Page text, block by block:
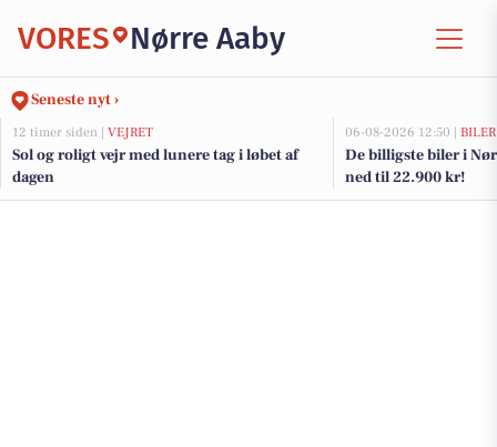
VORES Nørre Aaby
Seneste nyt ›
12 timer siden | VEJRET
Sol og roligt vejr med lunere tag i løbet af
dagen
06-08-2026 12:50 | BILER
De billigste biler i
ned til 22.900 kr!